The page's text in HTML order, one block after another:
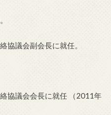
議会副会長に就任。
協議会会長に就任 （2011年